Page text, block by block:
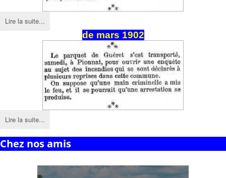
Lire la suite...
de mars 1902
Lire la suite...
Chez nos amis